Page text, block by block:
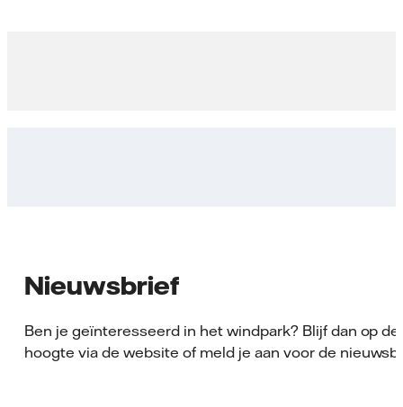
Nieuwsbrief
Ben je geïnteresseerd in het windpark? Blijf dan op de
hoogte via de website of meld je aan voor de